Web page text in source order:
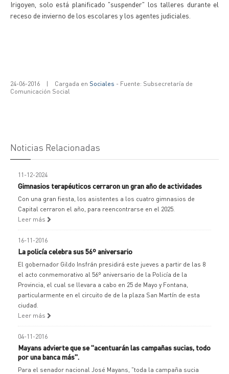
Irigoyen, solo está planificado "suspender" los talleres durante el
receso de invierno de los escolares y los agentes judiciales.
24-06-2016 | Cargada en Sociales - Fuente: Subsecretaría de
Comunicación Social
Noticias Relacionadas
11-12-2024
Gimnasios terapéuticos cerraron un gran año de actividades
Con una gran fiesta, los asistentes a los cuatro gimnasios de
Capital cerraron el año, para reencontrarse en el 2025.
Leer más
16-11-2016
La policía celebra sus 56º aniversario
El gobernador Gildo Insfrán presidirá este jueves a partir de las 8
el acto conmemorativo al 56º aniversario de la Policía de la
Provincia, el cual se llevara a cabo en 25 de Mayo y Fontana,
particularmente en el circuito de de la plaza San Martín de esta
ciudad.
Leer más
04-11-2016
Mayans advierte que se "acentuarán las campañas sucias, todo
por una banca más".
Para el senador nacional José Mayans, "toda la campaña sucia